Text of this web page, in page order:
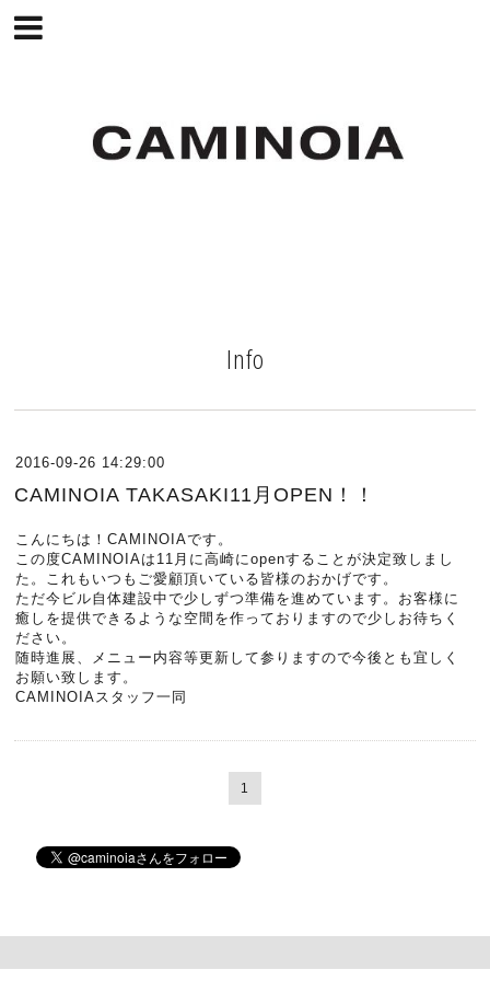
Info
2016-09-26 14:29:00
CAMINOIA TAKASAKI11月OPEN！！
こんにちは！CAMINOIAです。
この度CAMINOIAは11月に高崎にopenすることが決定致しまし
た。これもいつもご愛顧頂いている皆様のおかげです。
ただ今ビル自体建設中で少しずつ準備を進めています。お客様に
癒しを提供できるような空間を作っておりますので少しお待ちく
ださい。
随時進展、メニュー内容等更新して参りますので今後とも宜しく
お願い致します。
CAMINOIAスタッフ一同
1